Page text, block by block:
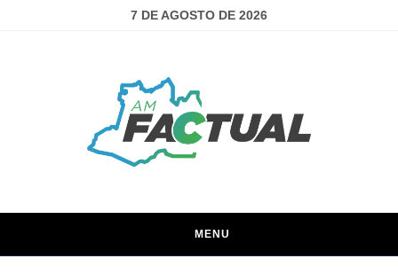
7 DE AGOSTO DE 2026
MENU